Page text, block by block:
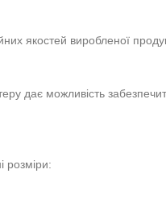
якостей виробленої
дає можливість
розміри: